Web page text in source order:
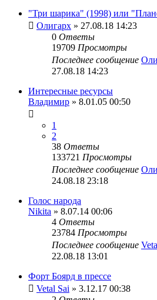
"Три шарика" (1998) или
Олигарх » 27.08.18 14:23
0 Ответы
19709 Просмотры
Последнее сообщение
27.08.18 14:23
Интересные ресурсы
Владимир » 8.01.05 00:50
1
2
38 Ответы
133721 Просмотры
Последнее сообщение
24.08.18 23:18
Голос народа
Nikita » 8.07.14 00:06
4 Ответы
23784 Просмотры
Последнее сообщение
22.08.18 13:01
Форт Боярд в прессе
Vetal Sai » 3.12.17 00:38